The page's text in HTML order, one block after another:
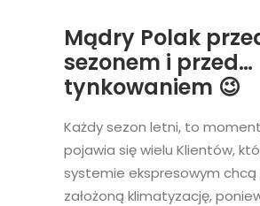
Mądry Polak
sezonem i przed…
tynkowaniem 😉
Każdy sezon letni, to
pojawia się wielu Klientów,
systemie ekspresowym
założoną klimatyzację,